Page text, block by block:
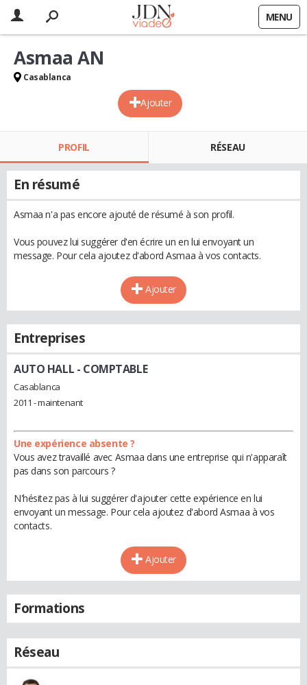
MENU
Ajouter
Asmaa AN
Casablanca
PROFIL RÉSEAU
En résumé
Asmaa n'a pas encore ajouté de résumé à son profil.
Vous pouvez lui suggérer d'en écrire un en lui envoyant un
message. Pour cela ajoutez d'abord Asmaa à vos contacts.
Ajouter
Entreprises
AUTO HALL - COMPTABLE
Casablanca
2011 - maintenant
Une expérience absente ?
Vous avez travaillé avec Asmaa dans une entreprise qui n'apparaît
pas dans son parcours ?
N'hésitez pas à lui suggérer d'ajouter cette expérience en lui
envoyant un message. Pour cela ajoutez d'abord Asmaa à vos
contacts.
Ajouter
Formations
Réseau